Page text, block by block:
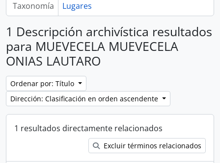
Taxonomía Lugares
1 Descripción archivística resultados
para MUEVECELA MUEVECELA
ONIAS LAUTARO
Ordenar por: Título
Dirección: Clasificación en orden ascendente
1 resultados directamente relacionados
Excluir términos relacionados